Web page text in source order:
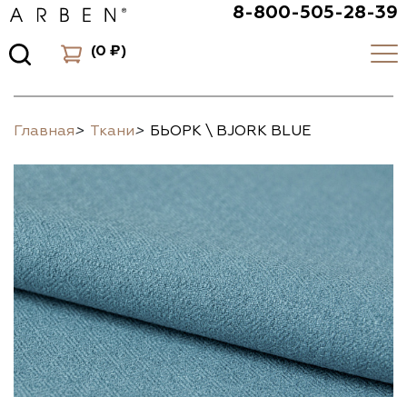
8-800-505-28-39
(0 ₽)
Главная> Ткани> БЬОРК \ BJORK BLUE